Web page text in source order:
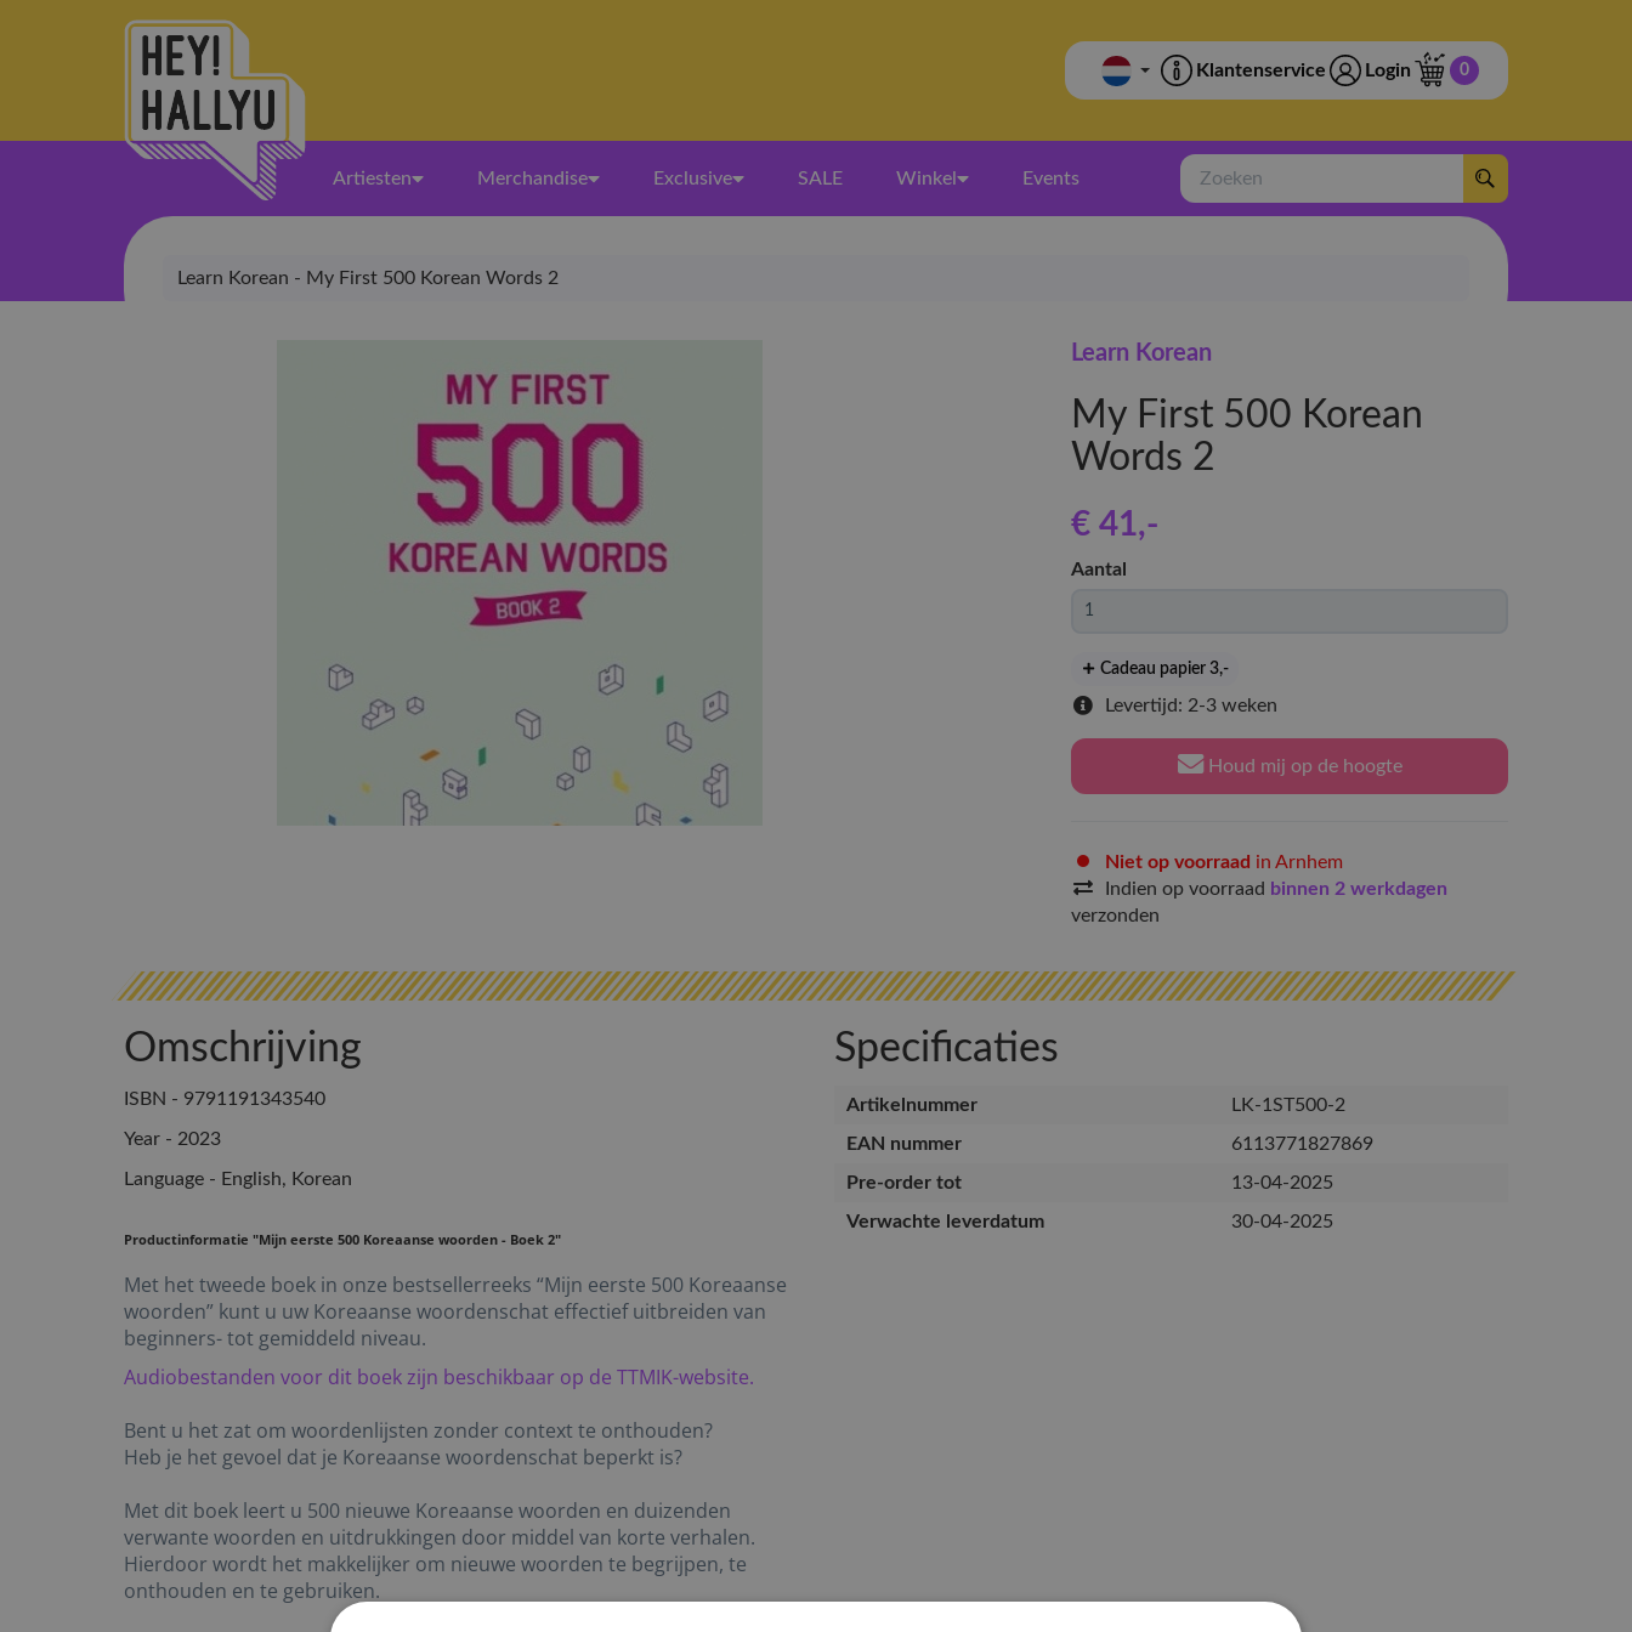
Klantenservice Login 0
Artiesten Merchandise Exclusive SALE Winkel Events
Zoeken
Learn Korean - My First 500 Korean Words 2
Learn Korean
My First 500 Korean
Words 2
€ 41,-
Aantal
Cadeau papier 3,-
Levertijd: 2-3 weken
Houd mij op de hoogte
Niet op voorraad in Arnhem
Indien op voorraad binnen 2 werkdagen
verzonden
Omschrijving
ISBN - 9791191343540
Year - 2023
Language - English, Korean
Productinformatie "Mijn eerste 500 Koreaanse woorden - Boek 2"
Met het tweede boek in onze bestsellerreeks “Mijn eerste 500 Koreaanse
woorden” kunt u uw Koreaanse woordenschat effectief uitbreiden van
beginners- tot gemiddeld niveau.
Audiobestanden voor dit boek zijn beschikbaar op de TTMIK-website.
Bent u het zat om woordenlijsten zonder context te onthouden?
Heb je het gevoel dat je Koreaanse woordenschat beperkt is?
Met dit boek leert u 500 nieuwe Koreaanse woorden en duizenden
verwante woorden en uitdrukkingen door middel van korte verhalen.
Hierdoor wordt het makkelijker om nieuwe woorden te begrijpen, te
onthouden en te gebruiken.
Specificaties
Artikelnummer
LK-1ST500-2
EAN nummer
6113771827869
Pre-order tot
13-04-2025
Verwachte leverdatum
30-04-2025